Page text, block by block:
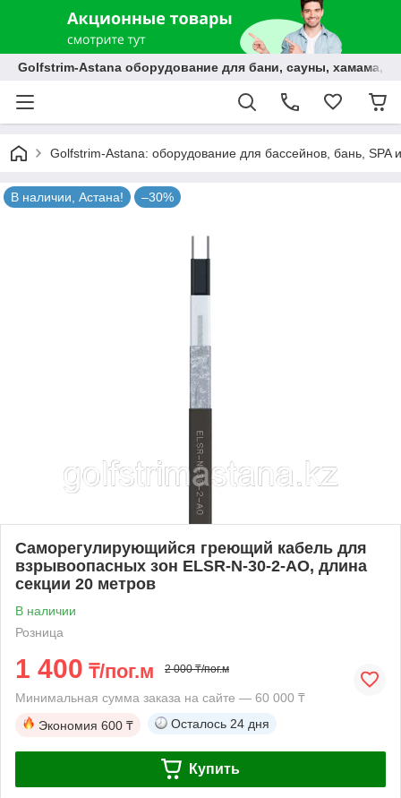
Golfstrim-Astana оборудование для бани, сауны, хамама,
Golfstrim-Astana: оборудование для бассейнов, бань, SPA
В наличии, Астана! –30%
Саморегулирующийся греющий кабель для
взрывоопасных зон ELSR-N-30-2-AO, длина
секции 20 метров
В наличии
Розница
1 400 ₸/пог.м 2 000 ₸/пог.м
Минимальная сумма заказа на сайте — 60 000 ₸
Экономия 600 ₸ Осталось 24 дня
Купить